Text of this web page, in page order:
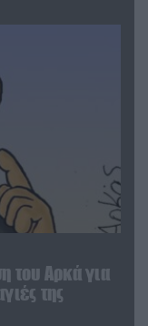
του Αρκά για
της